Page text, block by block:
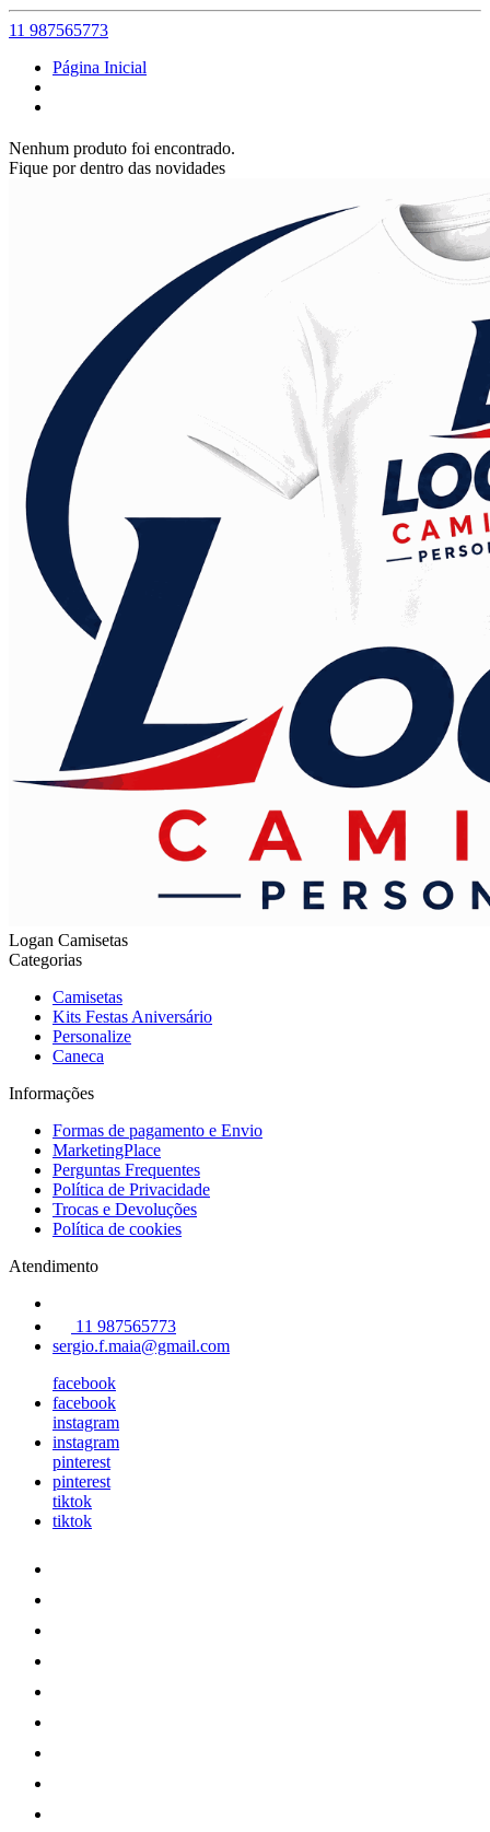
11 987565773
Página Inicial
Nenhum produto foi encontrado.
Fique por dentro das novidades
Logan Camisetas
Categorias
Camisetas
Kits Festas Aniversário
Personalize
Caneca
Informações
Formas de pagamento e Envio
MarketingPlace
Perguntas Frequentes
Política de Privacidade
Trocas e Devoluções
Política de cookies
Atendimento
11 987565773
sergio.f.maia@gmail.com
facebook
facebook
instagram
instagram
pinterest
pinterest
tiktok
tiktok